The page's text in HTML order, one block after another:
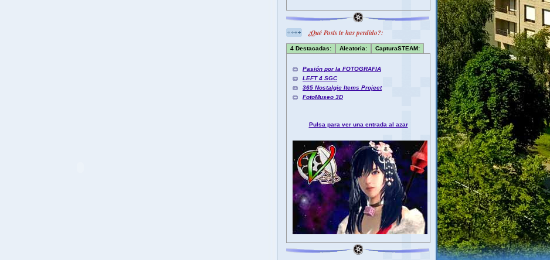
¿Qué Posts te has perdido?:
4 Destacadas: Aleatoria: CapturaSTEAM:
Pasión por la FOTOGRAFIA
LEFT 4 SGC
365 Nostalgic Items Project
FotoMuseo 3D
Pulsa para ver una entrada al azar